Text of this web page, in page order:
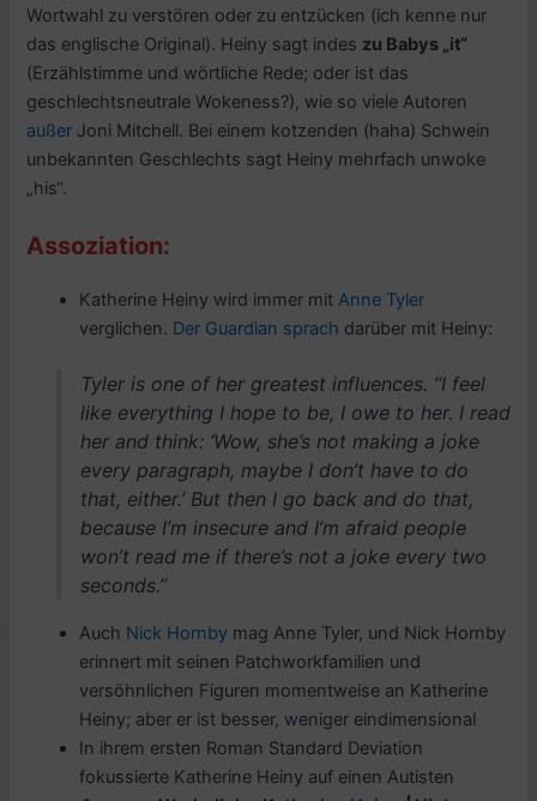
Wortwahl zu verstören oder zu entzücken (ich kenne nur
das englische Original). Heiny sagt indes zu Babys „it“
(Erzählstimme und wörtliche Rede; oder ist das
geschlechtsneutrale Wokeness?), wie so viele Autoren
außer Joni Mitchell. Bei einem kotzenden (haha) Schwein
unbekannten Geschlechts sagt Heiny mehrfach unwoke
„his“.
Assoziation:
Katherine Heiny wird immer mitAnne Tyler
verglichen. Der Guardian sprach darüber mit Heiny:
Tyler is one of her greatest influences. “I feel
like everything I hope to be, I owe to her. I read
her and think: ‘Wow, she’s not making a joke
every paragraph, maybe I don’t have to do
that, either.’ But then I go back and do that,
because I’m insecure and I’m afraid people
won’t read me if there’s not a joke every two
seconds.”
Auch Nick Hornby mag Anne Tyler, und Nick Hornby
erinnert mit seinen Patchworkfamilien und
versöhnlichen Figuren momentweise an Katherine
Heiny; aber er ist besser, weniger eindimensional
In ihrem ersten Roman Standard Deviation
fokussierte Katherine Heiny auf einen Autisten